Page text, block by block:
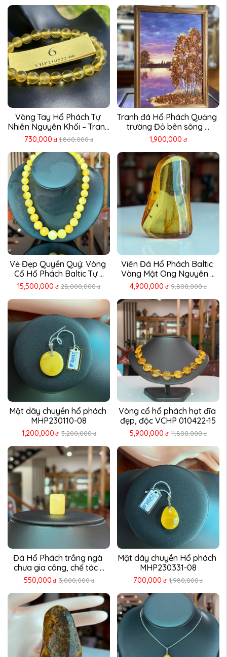
Vòng Tay Hổ Phách Tự
Nhiên Nguyên Khối – Trang
...
730,000 đ 1,860,000 đ
Tranh đá Hổ Phách Quảng
trường Đỏ bên sông ...
1,900,000 đ
Vẻ Đẹp Quyền Quý: Vòng
Cổ Hổ Phách Baltic Tự ...
15,500,000 đ 28,000,000 đ
Viên Đá Hổ Phách Baltic
Vàng Mật Ong Nguyên ...
4,900,000 đ 9,800,000 đ
Mặt dây chuyền hổ phách
MHP230110-08
1,200,000 đ 3,200,000 đ
Vòng cổ hổ phách hạt đĩa
đẹp, độc VCHP 010422-15
5,900,000 đ 11,800,000 đ
Đá Hổ Phách trắng ngà
chưa gia công, chế tác ...
550,000 đ 3,000,000 đ
Mặt dây chuyền Hổ phách
MHP230331-08
700,000 đ 1,980,000 đ